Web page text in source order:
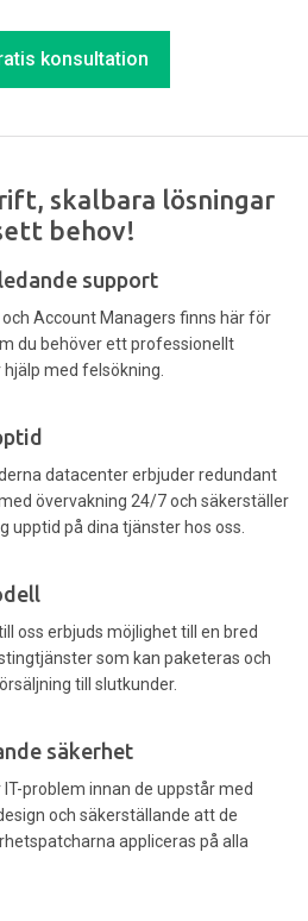
konsultation
skalbara lösningar
behov!
support
Account Managers finns här för
du behöver ett professionellt
hjälp med felsökning.
datacenter erbjuder redundant
övervakning 24/7 och säkerställer
upptid på dina tjänster hos oss.
oss erbjuds möjlighet till en bred
som kan paketeras och
till slutkunder.
säkerhet
problem innan de uppstår med
och säkerställande att de
appliceras på alla